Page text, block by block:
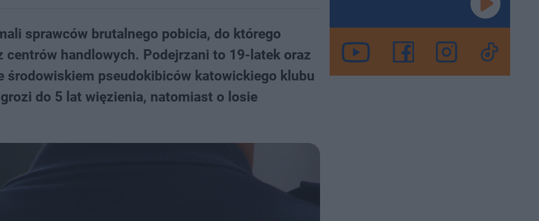
sprawców brutalnego pobicia, do którego
centrów handlowych. Podejrzani to 19-latek oraz
środowiskiem pseudokibiców katowickiego klubu
do 5 lat więzienia, natomiast o losie